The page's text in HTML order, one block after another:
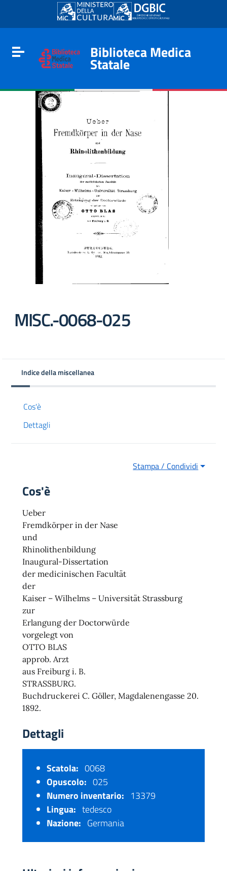
Go to content
Go to the navigation menu
Go to the footer
Toggle navigation
Biblioteca Medica
Statale
MISC.-0068-025
Indice della miscellanea
Cos'è
Dettagli
Stampa / Condividi
Cos'è
Ueber
Fremdkörper in der Nase
und
Rhinolithenbildung
Inaugural-Dissertation
der medicinischen Facultät
der
Kaiser – Wilhelms – Universität Strassburg
zur
Erlangung der Doctorwürde
vorgelegt von
OTTO BLAS
approb. Arzt
aus Freiburg i. B.
STRASSBURG.
Buchdruckerei C. Göller, Magdalenengasse 20.
1892.
Dettagli
Scatola: 0068
Opuscolo: 025
Numero inventario: 13379
Lingua: tedesco
Nazione: Germania